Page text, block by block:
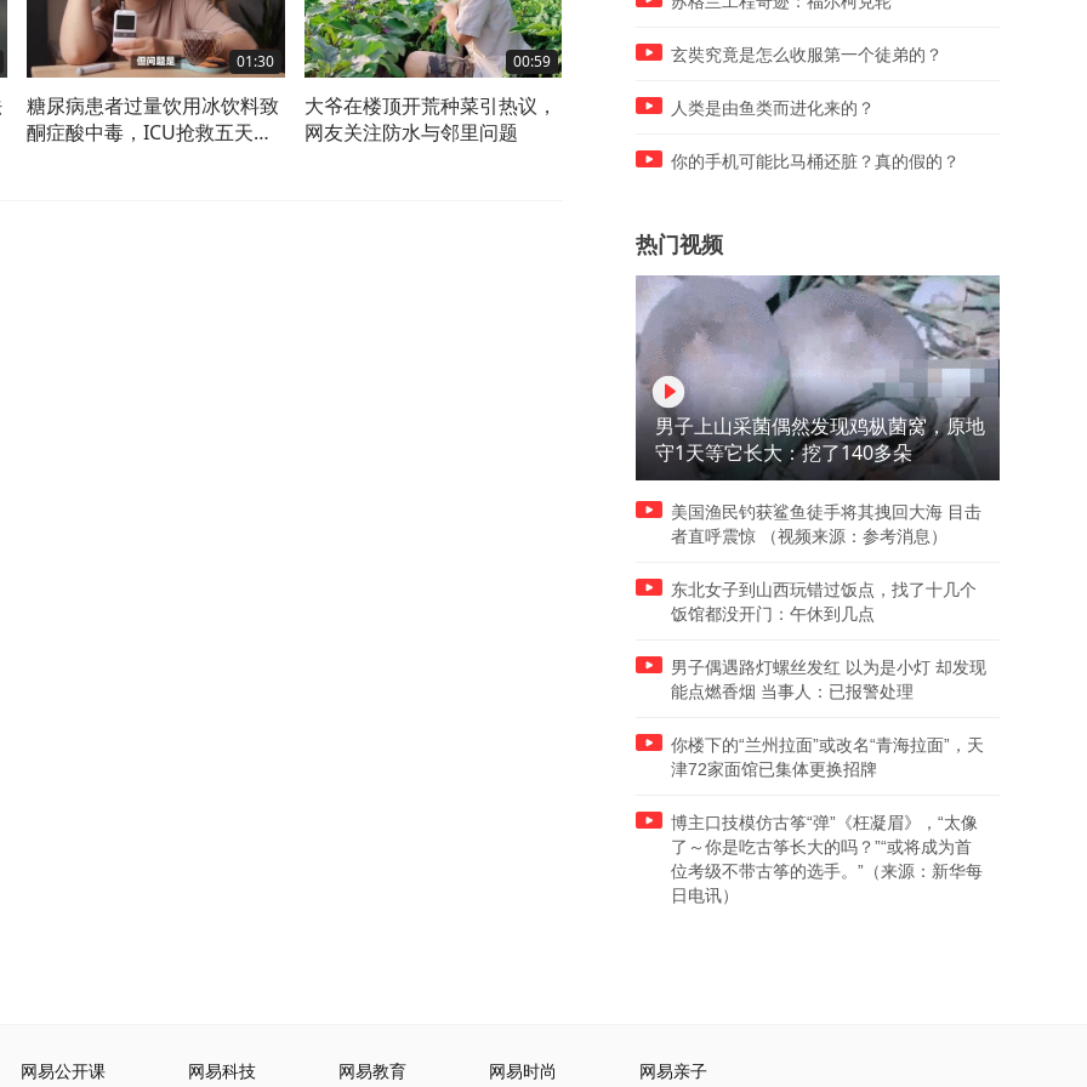
01:30
糖尿病患者过量饮用冰饮料致
酮症酸中毒，ICU抢救五天获
00:59
大爷在楼顶开荒种菜引热议，
网友关注防水与邻里问题
01:10
相亲约沙县小吃，AA制引爆全
狗主人悬赏寻狗未兑现承诺
玄奘究竟是怎么收服第一个徒弟的？
人类是由鱼类而进化来的？
你的手机可能比马桶还脏？真的假的？
热门视频
男子上山采菌偶然发现鸡枞菌窝，原地
守1天等它长大：挖了140多朵
美国渔民钓获鲨鱼徒手将其拽回大海 目击
者直呼震惊 （视频来源：参考消息）
东北女子到山西玩错过饭点，找了十几个
饭馆都没开门：午休到几点
男子偶遇路灯螺丝发红 以为是小灯 却发现
能点燃香烟 当事人：已报警处理
你楼下的“兰州拉面”或改名“青海拉面”，天
津72家面馆已集体更换招牌
博主口技模仿古筝“弹”《枉凝眉》，“太像
了～你是吃古筝长大的吗？”“或将成为首
位考级不带古筝的选手。”（来源：新华每
日电讯）
网易公开课 网易科技 网易教育 网易时尚 网易亲子